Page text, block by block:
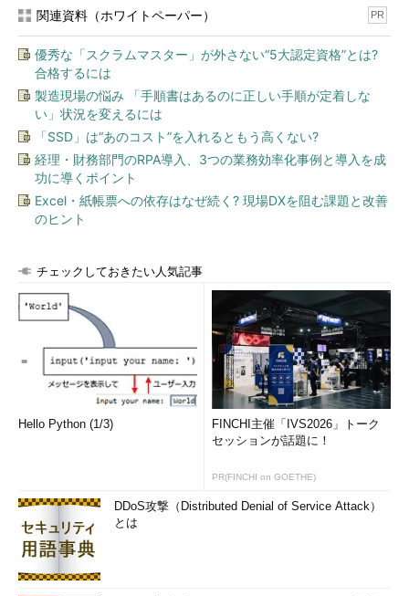
と、心にもないことをいってしまう可能性もあります。転職の経
少なくないはずです。
面接の前にしなければならないことは、考え抜くことです。
なぜ転職するのか？ 次はどんな仕事をしたいのか？ いままで
の仕事でどういう経験をし、どんな役割を果たしてきたのか？
なぜその会社を希望するのか？ 入社したら自分はどんな成果を
出せるのか？ 将来の目標は？ それぞれの項目について、自問自
答を繰り返し、掘り下げて考えてみてください。
具体的に、多面的に、徹底的に、考えるのです。
そうしておけば、面接でどんな質問をされても、自然に本当の
思いを話せるはずです。
数々の決断にも役立つ
考え抜く作業は、転職活動には欠かせないことです。いままで
とこれからをじっくり考えることで生まれる、自分の経験への自
信や、将来像の具体的なイメージが、転職活動のモチベーション
応募企業を選ぶとき、複数の内定を出されたとき、現在の会社
から引き止められたときなど、転職活動中には決断を求められる
数々の場面があります。
関連資料（ホワイトペーパー） PR
優秀な「スクラムマスター」が外さない“5大認定資格”とは?
合格するには
製造現場の悩み 「手順書はあるのに正しい手順が定着しな
い」状況を変えるには
「SSD」は“あのコスト”を入れるともう高くない?
経理・財務部門のRPA導入、3つの業務効率化事例と導入を成
功に導くポイント
Excel・紙帳票への依存はなぜ続く? 現場DXを阻む課題と改善
のヒント
チェックしておきたい人気記事
Hello Python (1/3)
FINCHI主催「IVS2026」トーク
セッションが話題に！
PR(FINCHI on GOETHE)
DDoS攻撃（Distributed Denial of Service Attack）
とは